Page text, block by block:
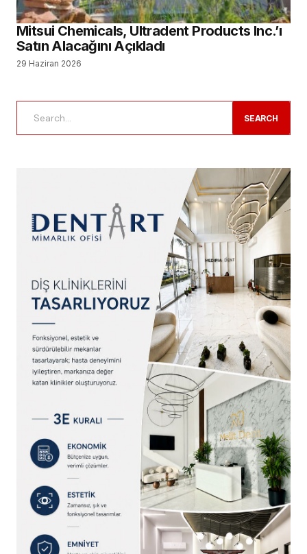
Mitsui Chemicals, Ultradent Products Inc.’ı
Satın Alacağını Açıkladı
29 Haziran 2026
SEARCH